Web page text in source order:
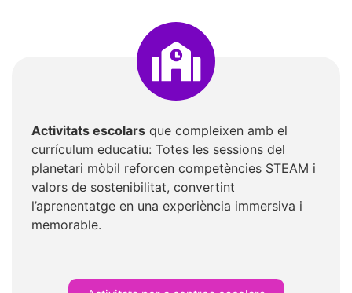
Activitats escolars que compleixen amb el
currículum educatiu: Totes les sessions del
planetari mòbil reforcen competències STEAM i
valors de sostenibilitat, convertint
l’aprenentatge en una experiència immersiva i
memorable.